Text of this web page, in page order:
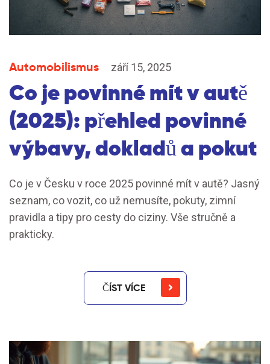
Automobilismus září 15, 2025
Co je povinné mít v autě
(2025): přehled povinné
výbavy, dokladů a pokut
Co je v Česku v roce 2025 povinné mít v autě? Jasný
seznam, co vozit, co už nemusíte, pokuty, zimní
pravidla a tipy pro cesty do ciziny. Vše stručně a
prakticky.
ČÍST VÍCE